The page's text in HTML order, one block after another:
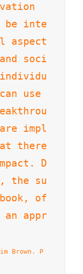
inte
aspect
soci
use
impl
there
D
the su
of
appr
Brown. P